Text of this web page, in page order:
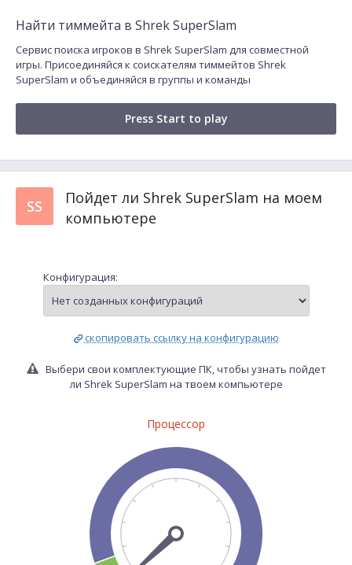
Найти тиммейта в Shrek SuperSlam
Сервис поиска игроков в Shrek SuperSlam для совместной
игры. Присоединяйся к соискателям тиммейтов Shrek
SuperSlam и объединяйся в группы и команды
Press Start to play
SS
Пойдет ли Shrek SuperSlam на моем
компьютере
Конфигурация:
скопировать ссылку на конфигурацию
Выбери свои комплектующие ПК, чтобы узнать пойдет
ли Shrek SuperSlam на твоем компьютере
Процессор